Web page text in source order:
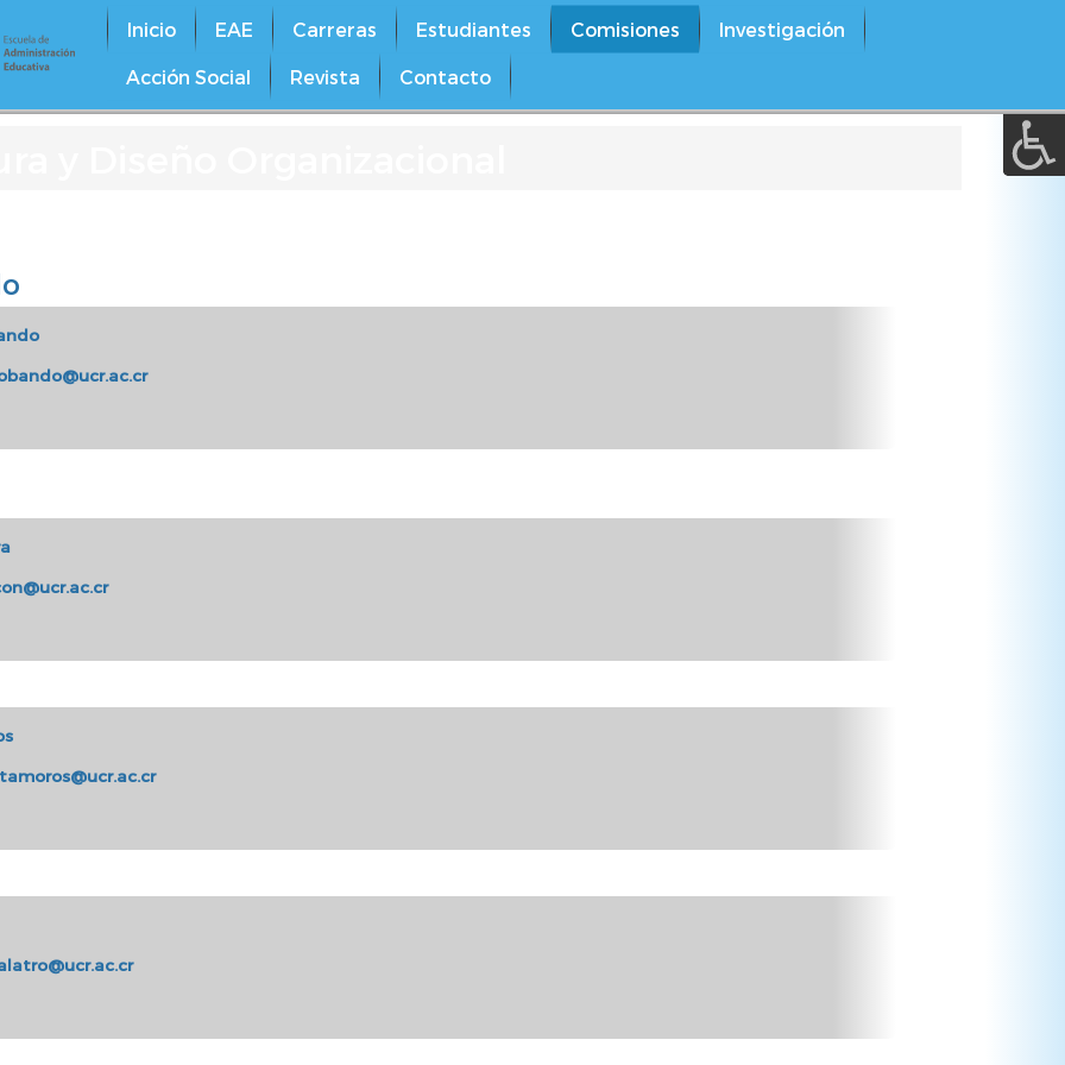
Inicio EAE Carreras Estudiantes Comisiones Investigación
Acción Social Revista Contacto
A a (+/-) :